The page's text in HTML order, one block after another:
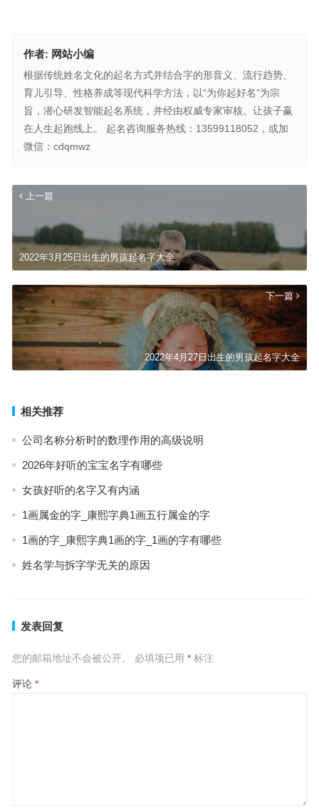
作者: 网站小编
根据传统姓名文化的起名方式并结合字的形音义、流行趋势、
育儿引导、性格养成等现代科学方法，以“为你起好名”为宗
旨，潜心研发智能起名系统，并经由权威专家审核。让孩子赢
在人生起跑线上。 起名咨询服务热线：13599118052，或加
微信：cdqmwz
上一篇
2022年3月25日出生的男孩起名字大全
下一篇
2022年4月27日出生的男孩起名字大全
相关推荐
公司名称分析时的数理作用的高级说明
2026年好听的宝宝名字有哪些
女孩好听的名字又有内涵
1画属金的字_康熙字典1画五行属金的字
1画的字_康熙字典1画的字_1画的字有哪些
姓名学与拆字学无关的原因
发表回复
您的邮箱地址不会被公开。 必填项已用 *标注
评论 *